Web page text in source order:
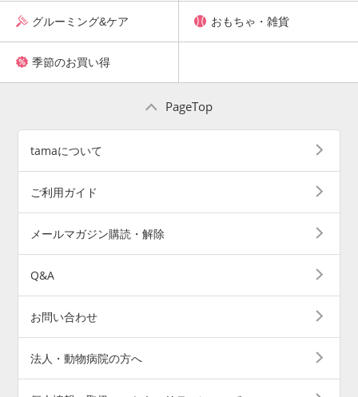
グルーミング&ケア おもちゃ・雑貨
季節のお買い得
PageTop
tamaについて
ご利用ガイド
メールマガジン購読・解除
Q&A
お問い合わせ
法人・動物病院の方へ